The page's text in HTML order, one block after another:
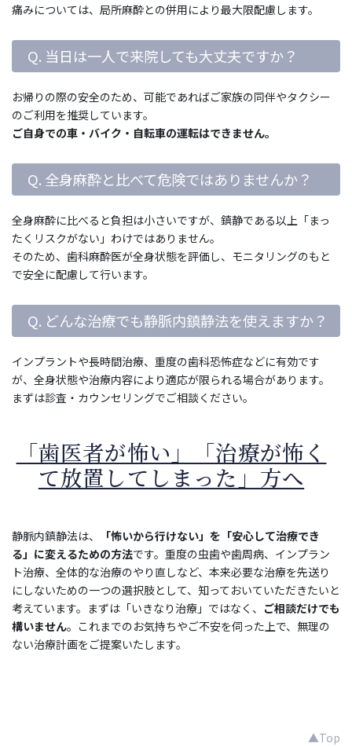
痛みについては、局所麻酔との併用により最大限配慮します。
Q. 当日は一人で来院しても大丈夫ですか？
お帰りの際の安全のため、可能であればご家族の同伴やタクシー
のご利用を推奨しています。
ご自身での車・バイク・自転車の運転はできません。
Q. 全身麻酔と比べて危険ではありませんか？
全身麻酔に比べると負担は小さいですが、鎮静である以上「まっ
たくリスクがない」わけではありません。
そのため、歯科麻酔医が全身状態を評価し、モニタリングのもと
で安全に配慮して行います。
Q. どんな治療でも静脈内鎮静法を使えますか？
インプラントや長時間治療、重度の歯科恐怖症などに有効です
が、全身状態や治療内容により適応が限られる場合があります。
まずは診査・カウンセリングでご相談ください。
「歯医者が怖い」「治療が怖く
て放置してしまった」方へ
静脈内鎮静法は、
「怖いから行けない」を「安心して治療でき
る」に変えるための方法です。重度の虫歯や歯周病、インプラン
ト治療、全体的な治療のやり直しなど、本来必要な治療を先送り
にしないための一つの選択肢として、知っておいていただきたいと
考えています。まずは「いきなり治療」ではなく、 ご相談だけでも
構いません。これまでのお気持ちやご不安を伺った上で、無理の
ない治療計画をご提案いたします。
▲Top